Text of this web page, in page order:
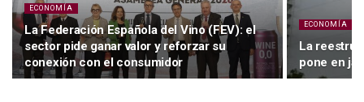
ECONOMÍA
La Federación Española del Vino (FEV): el
sector pide ganar valor y reforzar su
conexión con el consumidor
ECONOMÍA
La
pone en